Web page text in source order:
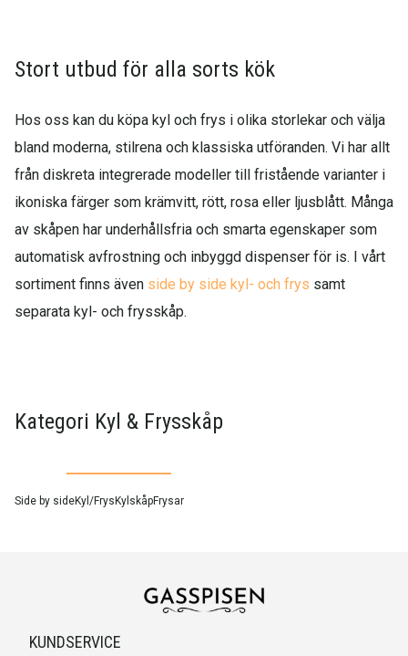
Stort utbud för alla sorts kök
Hos oss kan du köpa kyl och frys i olika storlekar och välja
bland moderna, stilrena och klassiska utföranden. Vi har allt
från diskreta integrerade modeller till fristående varianter i
ikoniska färger som krämvitt, rött, rosa eller ljusblått. Många
av skåpen har underhållsfria och smarta egenskaper som
automatisk avfrostning och inbyggd dispenser för is. I vårt
sortiment finns även side by side kyl- och frys samt
separata kyl- och frysskåp.
Kategori Kyl & Frysskåp
Side by sideKyl/Frys KylskåpFrysar
KUNDSERVICE